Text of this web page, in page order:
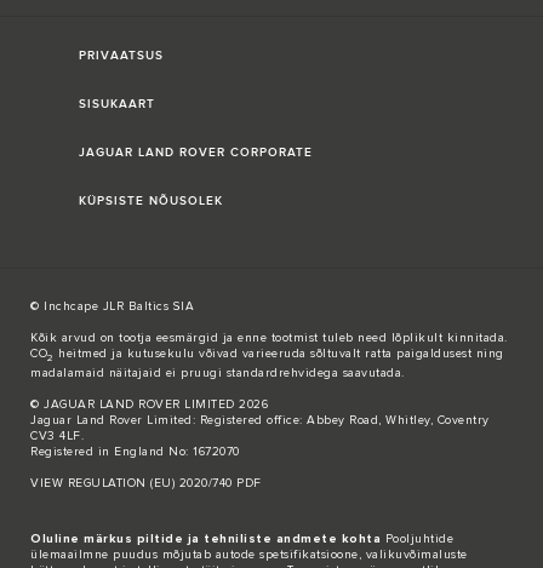
PRIVAATSUS
SISUKAART
JAGUAR LAND ROVER CORPORATE
KÜPSISTE NÕUSOLEK
© Inchcape JLR Baltics SIA
Kõik arvud on tootja eesmärgid ja enne tootmist tuleb need lõplikult kinnitada.
CO2
heitmed ja kutusekulu võivad varieeruda sõltuvalt ratta paigaldusest ning
madalamaid näitajaid ei pruugi standardrehvidega saavutada.
© JAGUAR LAND ROVER LIMITED 2026
Jaguar Land Rover Limited: Registered office: Abbey Road, Whitley, Coventry
CV3 4LF.
Registered in England No: 1672070
VIEW REGULATION (EU) 2020/740 PDF
Oluline märkus piltide ja tehniliste andmete kohta Pooljuhtide
ülemaailmne puudus mõjutab autode spetsifikatsioone, valikuvõimaluste